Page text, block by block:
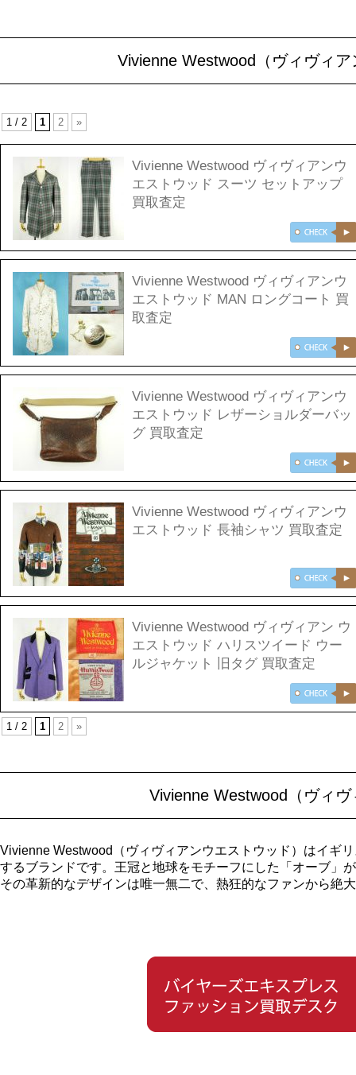
Vivienne Westwood（ヴィヴィ
1 / 2 1 2 »
Vivienne Westwood ヴィヴィアンウ
エストウッド スーツ セットアップ
買取査定
Vivienne Westwood ヴィヴィアンウ
エストウッド MAN ロングコート 買
取査定
Vivienne Westwood ヴィヴィアンウ
エストウッド レザーショルダーバッ
グ 買取査定
Vivienne Westwood ヴィヴィアンウ
エストウッド 長袖シャツ 買取査定
Vivienne Westwood ヴィヴィアン ウ
エストウッド ハリスツイード ウー
ルジャケット 旧タグ 買取査定
1 / 2 1 2 »
Vivienne Westwood（ヴィ
Vivienne Westwood（ヴィヴィアンウエストウッド）はイギ
するブランドです。王冠と地球をモチーフにした「オーブ」
その革新的なデザインは唯一無二で、熱狂的なファンから絶